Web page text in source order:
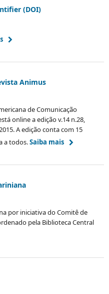
(DOI)
Animus
de Comunicação
online a edição v.14 n.28,
A edição conta com 15
a todos.Saiba mais
por iniciativa do Comitê de
pela Biblioteca Central